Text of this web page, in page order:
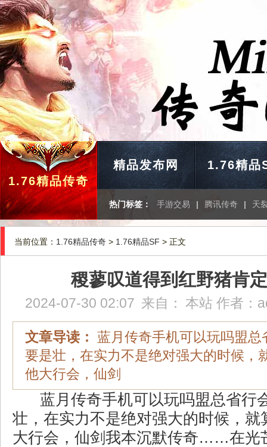
1.76精品传奇
精品发布网 1.76精品
热门标签： 手游交易 | 腾讯传奇 | 天
当前位置： 1.76精品传奇 > 1.76精品SF > 正文
稷蓼叹道得到红野猪肯
2024-07-30 02:07 来自： 本站 作者：
文章导读： 蓝月传奇手机可以玩吗盟总
要是壮，在实力不是绝对强大的时候，
他大行会，仙剑
蓝月传奇手机可以玩吗盟总省行
壮，在实力不是绝对强大的时候，就
大行会，仙剑我本沉默传奇……在光